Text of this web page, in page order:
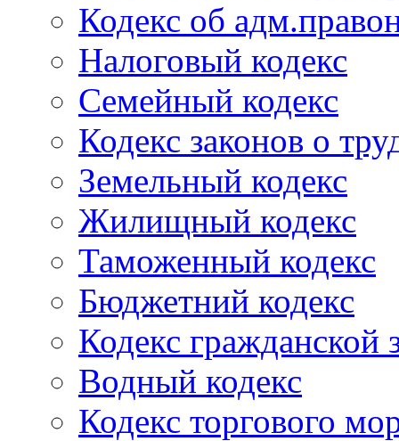
Кодекс об
Налоговый кодекс
Семейный кодекс
Кодекс законов о
Земельный кодекс
Жилищный кодекс
Таможенный кодекс
Бюджетний кодекс
Кодекс гражданской
Водный кодекс
Кодекс торгового